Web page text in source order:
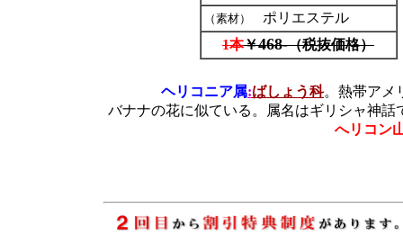
（素材） ポリエステル
1本￥468-（税抜価格）
ヘリコニア属:ばしょう科。熱帯アメ
バナナの花に似ている。属名はギリシャ神話
へリコン